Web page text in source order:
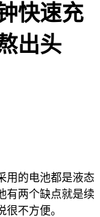
快速充
出头
用的电池都是液态
有两个缺点就是续
不方便。